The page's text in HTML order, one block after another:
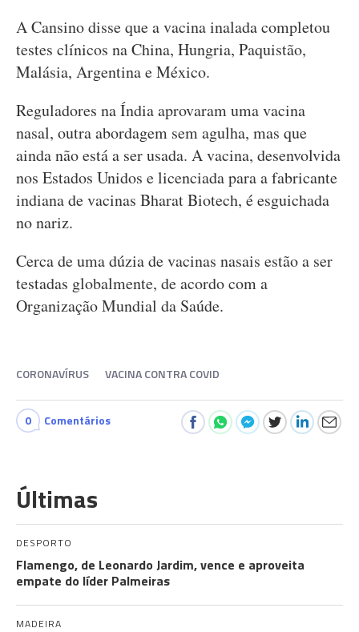
A Cansino disse que a vacina inalada completou
testes clínicos na China, Hungria, Paquistão,
Malásia, Argentina e México.
Reguladores na Índia aprovaram uma vacina
nasal, outra abordagem sem agulha, mas que
ainda não está a ser usada. A vacina, desenvolvida
nos Estados Unidos e licenciada para a fabricante
indiana de vacinas Bharat Biotech, é esguichada
no nariz.
Cerca de uma dúzia de vacinas nasais estão a ser
testadas globalmente, de acordo com a
Organização Mundial da Saúde.
CORONAVÍRUS VACINA CONTRA COVID
0 Comentários
Últimas
DESPORTO
Flamengo, de Leonardo Jardim, vence e aproveita
empate do líder Palmeiras
MADEIRA